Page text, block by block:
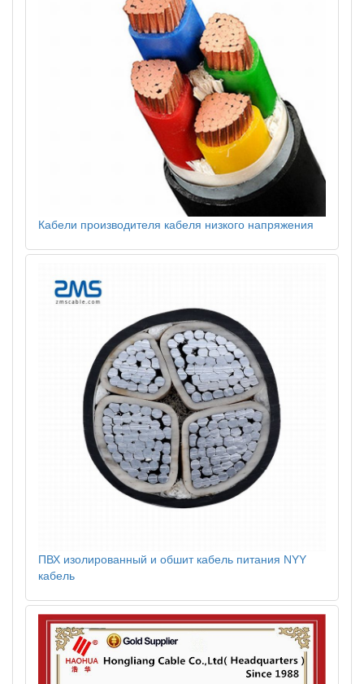
Кабели производителя кабеля низкого напряжения
ПВХ изолированный и обшит кабель питания NYY
кабель